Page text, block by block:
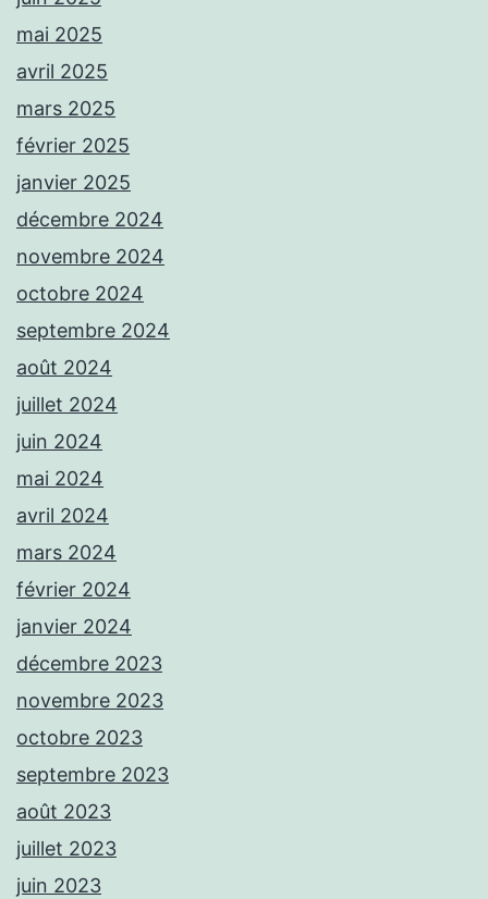
mai 2025
avril 2025
mars 2025
février 2025
janvier 2025
décembre 2024
novembre 2024
octobre 2024
septembre 2024
août 2024
juillet 2024
juin 2024
mai 2024
avril 2024
mars 2024
février 2024
janvier 2024
décembre 2023
novembre 2023
octobre 2023
septembre 2023
août 2023
juillet 2023
juin 2023